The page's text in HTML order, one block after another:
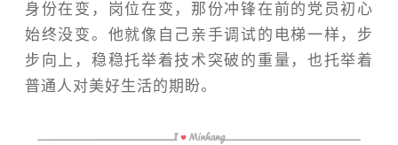
身份在变，岗位在变，那份冲锋在前的党员初心
始终没变。他就像自己亲手调试的电梯一样，步
步向上，稳稳托举着技术突破的重量，也托举着
普通人对美好生活的期盼。